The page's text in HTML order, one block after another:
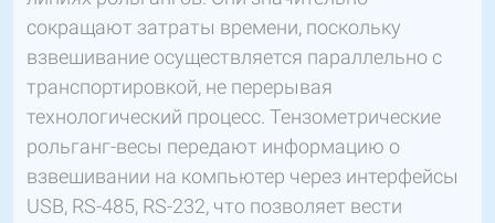
сокращают затраты времени, поскольку
взвешивание осуществляется параллельно с
транспортировкой, не перерывая
технологический процесс. Тензометрические
рольганг-весы передают информацию о
взвешивании на компьютер через интерфейсы
USB, RS-485, RS-232, что позволяет вести